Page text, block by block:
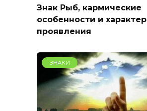
Знак Рыб, кармические
особенности и характер
проявления
ЗНАКИ